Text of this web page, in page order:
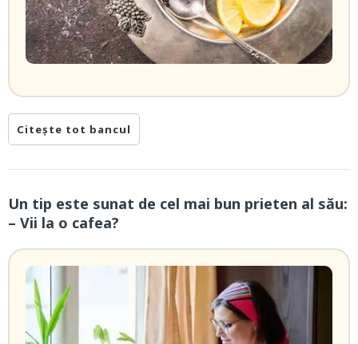
Citește tot bancul
Un tip este sunat de cel mai bun prieten al său:
– Vii la o cafea?